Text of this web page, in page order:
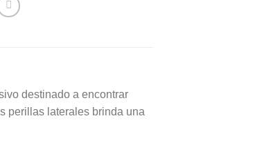
destinado a encontrar
perillas laterales brinda una